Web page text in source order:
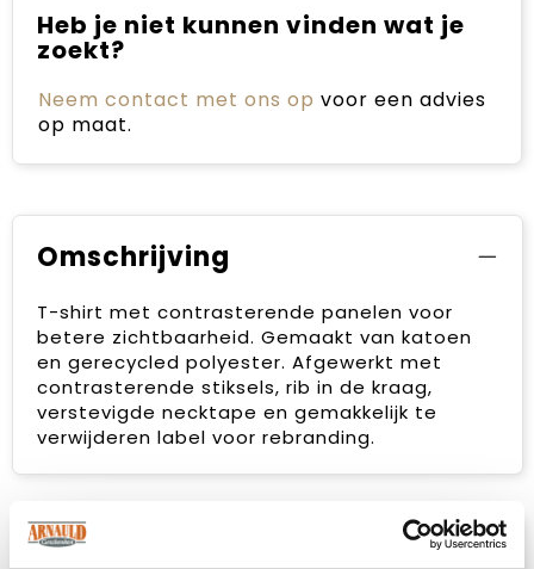
Heb je niet kunnen vinden wat je
zoekt?
Neem contact met ons op voor een advies
op maat.
Omschrijving
T-shirt met contrasterende panelen voor
betere zichtbaarheid. Gemaakt van katoen
en gerecycled polyester. Afgewerkt met
contrasterende stiksels, rib in de kraag,
verstevigde necktape en gemakkelijk te
verwijderen label voor rebranding.
Specificaties